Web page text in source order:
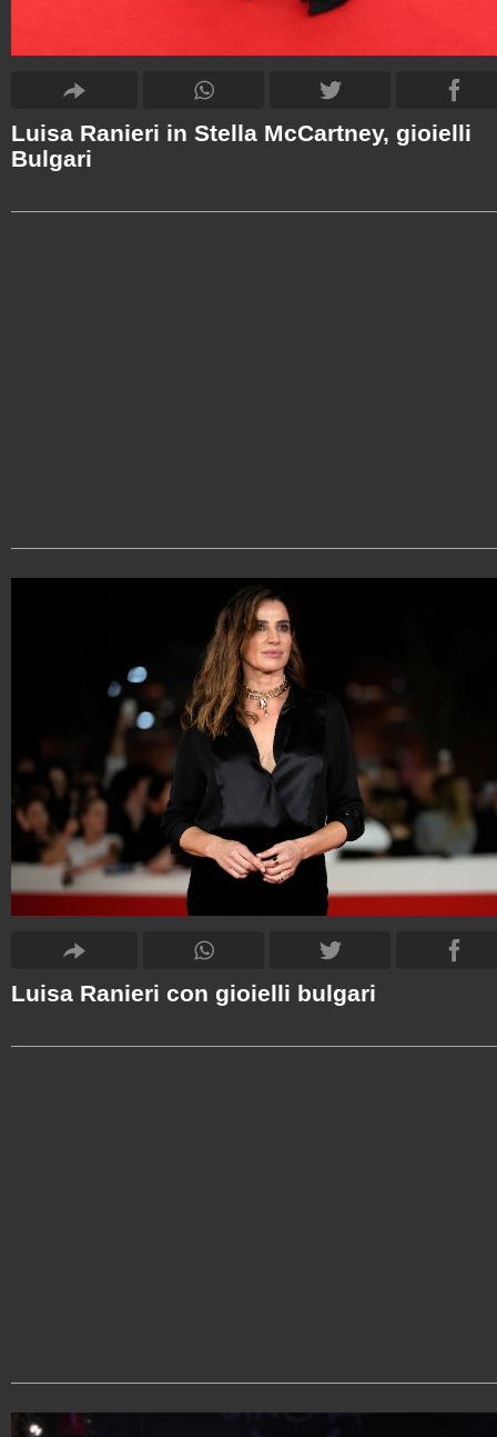
Luisa Ranieri in Stella McCartney, gioielli
Bulgari
Luisa Ranieri con gioielli bulgari